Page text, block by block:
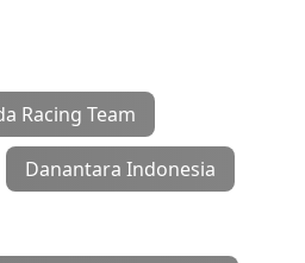
Racing Team
Danantara Indonesia